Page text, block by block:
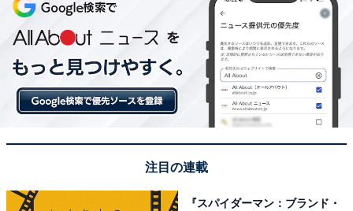
注目の連載
『スパイダーマン：ブランド・